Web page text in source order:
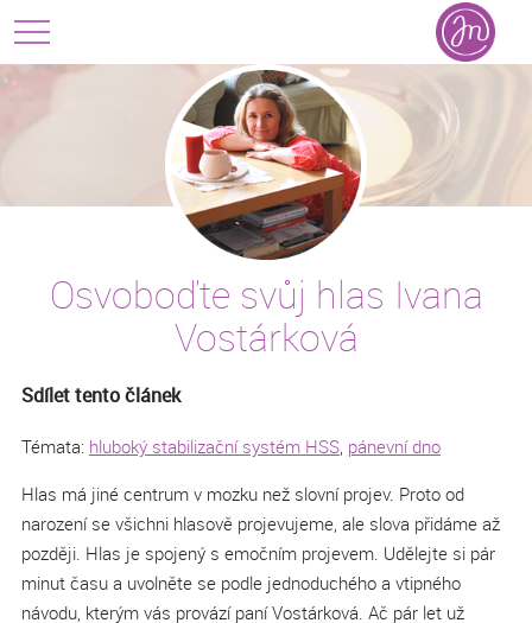
Osvoboďte svůj hlas Ivana
Vostárková
Sdílet tento článek
Témata: hluboký stabilizační systém HSS, pánevní dno
Hlas má jiné centrum v mozku než slovní projev. Proto od
narození se všichni hlasově projevujeme, ale slova přidáme až
později. Hlas je spojený s emočním projevem. Udělejte si pár
minut času a uvolněte se podle jednoduchého a vtipného
návodu, kterým vás provází paní Vostárková. Ač pár let už